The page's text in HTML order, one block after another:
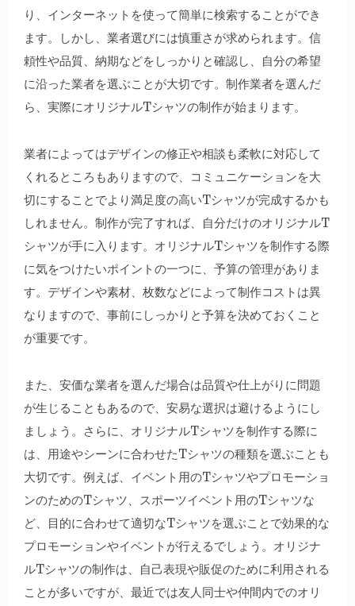
り、インターネットを使って簡単に検索することができ
ます。しかし、業者選びには慎重さが求められます。信
頼性や品質、納期などをしっかりと確認し、自分の希望
に沿った業者を選ぶことが大切です。制作業者を選んだ
ら、実際にオリジナルTシャツの制作が始まります。
業者によってはデザインの修正や相談も柔軟に対応して
くれるところもありますので、コミュニケーションを大
切にすることでより満足度の高いTシャツが完成するかも
しれません。制作が完了すれば、自分だけのオリジナルT
シャツが手に入ります。オリジナルTシャツを制作する際
に気をつけたいポイントの一つに、予算の管理がありま
す。デザインや素材、枚数などによって制作コストは異
なりますので、事前にしっかりと予算を決めておくこと
が重要です。
また、安価な業者を選んだ場合は品質や仕上がりに問題
が生じることもあるので、安易な選択は避けるようにし
ましょう。さらに、オリジナルTシャツを制作する際に
は、用途やシーンに合わせたTシャツの種類を選ぶことも
大切です。例えば、イベント用のTシャツやプロモーショ
ンのためのTシャツ、スポーツイベント用のTシャツな
ど、目的に合わせて適切なTシャツを選ぶことで効果的な
プロモーションやイベントが行えるでしょう。オリジナ
ルTシャツの制作は、自己表現や販促のために利用される
ことが多いですが、最近では友人同士や仲間内でのオリ